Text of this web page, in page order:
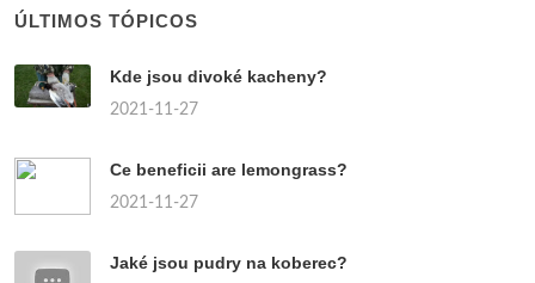
ÚLTIMOS TÓPICOS
Kde jsou divoké kacheny?
2021-11-27
Ce beneficii are lemongrass?
2021-11-27
Jaké jsou pudry na koberec?